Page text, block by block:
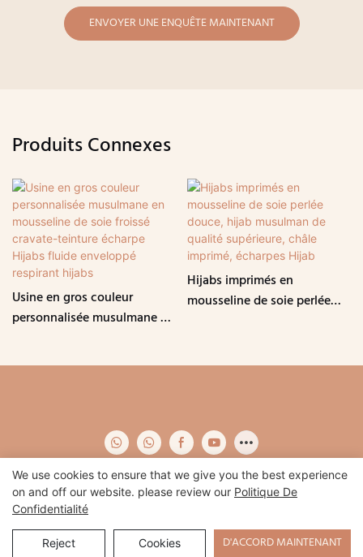
ENVOYER UNE ENQUÊTE MAINTENANT
Produits Connexes
Usine en gros couleur
personnalisée musulmane en
Hijabs imprimés en
mousseline de soie perlée
imprimé, écharpes Hijab
Copyright © 2026 Qidian-
Politique de confidentialité
We use cookies to ensure that we give you the best experience
on and off our website. please review our Politique De
Confidentialité
Reject Cookies D'ACCORD MAINTENANT